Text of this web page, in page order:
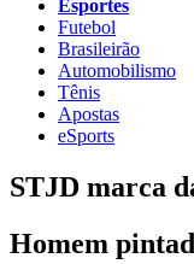
Esportes
Futebol
Brasileirão
Automobilismo
Tênis
Apostas
eSports
STJD marca
Homem